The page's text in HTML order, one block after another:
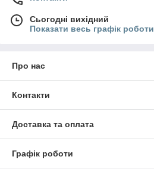
Сьогодні вихідний
Показати весь графік роботи
Про нас
Контакти
Доставка та оплата
Графік роботи